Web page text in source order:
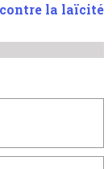
la laïcité